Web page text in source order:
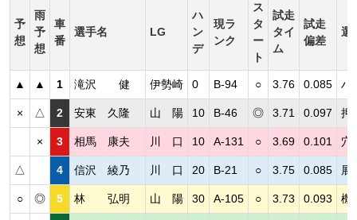
予
想
雨
予
想
車
番
選手名 LG
ハ
ン
デ
現ラ
ンク
ス
タ
ー
ト
試走
タイ
ム
試走
偏差
選
▲ ▲ 1 滝沢 健 伊勢崎 0 B-94 ○ 3.76 0.085 ハ
× △ 2 安東 久隆 山 陽 10 B-46 ◎ 3.71 0.097 押
× 3 相馬 康夫 川 口 10 A-131 ○ 3.69 0.101 穴
△ 4 信沢 綾乃 川 口 20 B-21 ○ 3.75 0.085 展
○ ◎ 5 林 弘明 山 陽 30 A-105 ○ 3.73 0.093 機